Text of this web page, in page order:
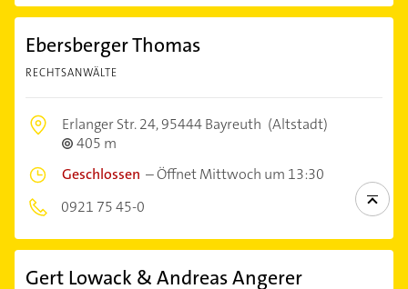
Ebersberger Thomas
RECHTSANWÄLTE
Erlanger Str. 24,95444 Bayreuth (Altstadt)
405 m
Geschlossen –Öffnet Mittwoch um 13:30
0921 75 45-0
Gert Lowack & Andreas Angerer